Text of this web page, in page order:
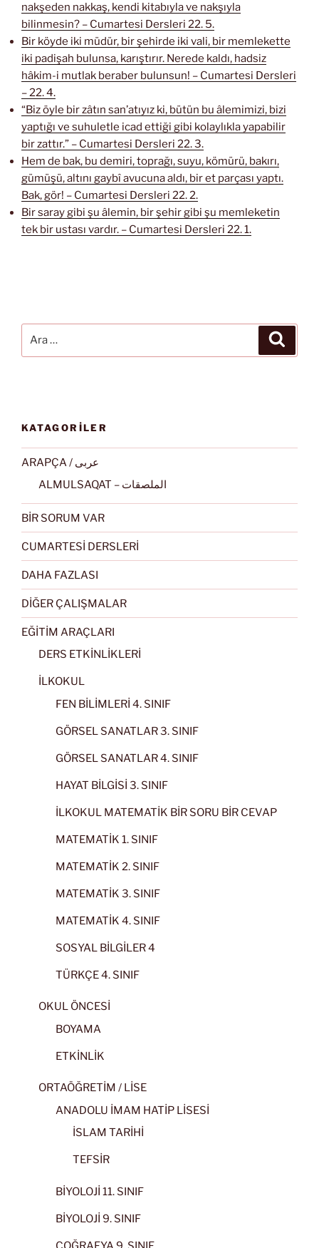
nakşeden nakkaş, kendi kitabıyla ve nakşıyla
bilinmesin? – Cumartesi Dersleri 22. 5.
Bir köyde iki müdür, bir şehirde iki vali, bir memlekette
iki padişah bulunsa, karıştırır. Nerede kaldı, hadsiz
hâkim-i mutlak beraber bulunsun! – Cumartesi Dersleri
– 22. 4.
“Biz öyle bir zâtın san’atıyız ki, bütün bu âlemimizi, bizi
yaptığı ve suhuletle icad ettiği gibi kolaylıkla yapabilir
bir zattır.” – Cumartesi Dersleri 22. 3.
Hem de bak, bu demiri, toprağı, suyu, kömürü, bakırı,
gümüşü, altını gaybî avucuna aldı, bir et parçası yaptı.
Bak, gör! – Cumartesi Dersleri 22. 2.
Bir saray gibi şu âlemin, bir şehir gibi şu memleketin
tek bir ustası vardır. – Cumartesi Dersleri 22. 1.
KATAGORİLER
ARAPÇA / عربى
ALMULSAQAT – الملصقات
BİR SORUM VAR
CUMARTESİ DERSLERİ
DAHA FAZLASI
DİĞER ÇALIŞMALAR
EĞİTİM ARAÇLARI
DERS ETKİNLİKLERİ
İLKOKUL
FEN BİLİMLERİ 4. SINIF
GÖRSEL SANATLAR 3. SINIF
GÖRSEL SANATLAR 4. SINIF
HAYAT BİLGİSİ 3. SINIF
İLKOKUL MATEMATİK BİR SORU BİR CEVAP
MATEMATİK 1. SINIF
MATEMATİK 2. SINIF
MATEMATİK 3. SINIF
MATEMATİK 4. SINIF
SOSYAL BİLGİLER 4
TÜRKÇE 4. SINIF
OKUL ÖNCESİ
BOYAMA
ETKİNLİK
ORTAÖĞRETİM / LİSE
ANADOLU İMAM HATİP LİSESİ
İSLAM TARİHİ
TEFSİR
BİYOLOJİ 11. SINIF
BİYOLOJİ 9. SINIF